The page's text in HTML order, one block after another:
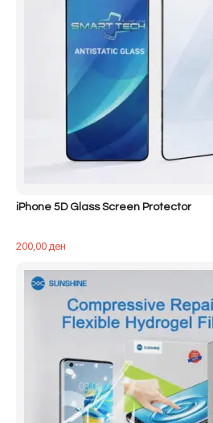
iPhone 5D Glass Screen Protector
200,00ден